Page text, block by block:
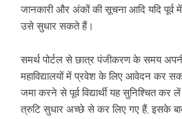
जानकारी और अंकों की सूचना आदि यदि पूर्व
उसे सुधार सकते हैं।
समर्थ पोर्टल से छात्र पंजीकरण के समय
महाविद्यालयों में प्रवेश के लिए आवेदन कर
जमा करने से पूर्व विद्यार्थी यह सुनिश्चित
त्रुटि सुधार अच्छे से कर लिए गए हैं, इसके